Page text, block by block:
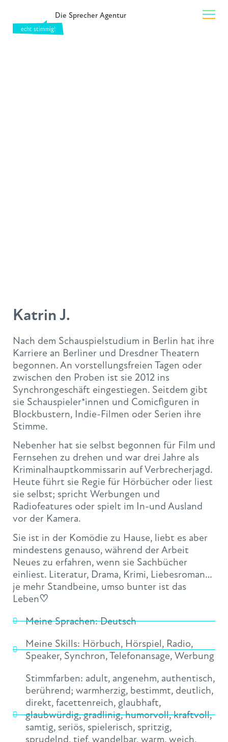
Die Sprecher Agentur
Katrin J.
Nach dem Schauspielstudium in Berlin hat ihre
Karriere an Berliner und Dresdner Theatern
begonnen. An vorstellungsfreien Tagen oder
zwischen den Proben ist sie 2012 ins
Synchrongeschäft eingestiegen. Seitdem gibt
sie Schauspieler*innen und Comicfiguren in
Blockbustern, Indie-Filmen oder Serien ihre
Stimme.
Nebenher hat sie selbst begonnen für Film und
Fernsehen zu drehen und war drei Jahre als
Kriminalhauptkommissarin auf Verbrecherjagd.
Heute führt sie Regie für Hörbücher oder liest
sie selbst; spricht Werbungen und
Radiofeatures oder spielt im In-und Ausland
vor der Kamera.
Sie ist in der Komödie zu Hause, liebt es aber
mindestens genauso, während der Arbeit
Neues zu erfahren, wenn sie Sachbücher
einliest. Literatur, Drama, Krimi, Liebesroman…
je mehr Standbeine, umso bunter ist das
Leben♡
Meine Sprachen:Deutsch
Meine Skills: Hörbuch, Hörspiel, Radio,
Speaker, Synchron,Telefonansage, Werbung
Stimmfarben: adult, angenehm, authentisch,
berührend; warmherzig, bestimmt, deutlich,
direkt, facettenreich, glaubhaft,
glaubwürdig,gradlinig,humorvoll,kraftvoll,
samtig, seriös, spielerisch, spritzig,
sprudelnd, tief, wandelbar, warm, weich,